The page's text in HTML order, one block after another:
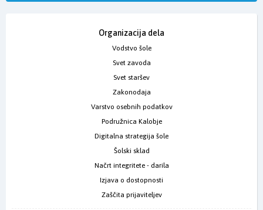
Organizacija dela
Vodstvo šole
Svet zavoda
Svet staršev
Zakonodaja
Varstvo osebnih podatkov
Podružnica Kalobje
Digitalna strategija šole
Šolski sklad
Načrt integritete - darila
Izjava o dostopnosti
Zaščita prijaviteljev